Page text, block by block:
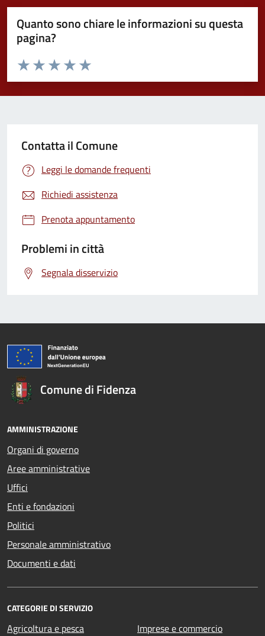
Quanto sono chiare le informazioni su questa
pagina?
Valuta da 1 a 5 stelle la pagina
Valuta 5 stelle su 5
Valuta 4 stelle su 5
Valuta 3 stelle su 5
Valuta 2 stelle su 5
Valuta 1 stelle su 5
Contatta il Comune
Leggi le domande frequenti
Richiedi assistenza
Prenota appuntamento
Problemi in città
Segnala disservizio
Comune di Fidenza
AMMINISTRAZIONE
Organi di governo
Aree amministrative
Uffici
Enti e fondazioni
Politici
Personale amministrativo
Documenti e dati
CATEGORIE DI SERVIZIO
Agricoltura e pesca
Imprese e commercio